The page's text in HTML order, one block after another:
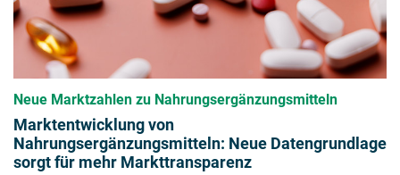
Neue Marktzahlen zu Nahrungsergänzungsmitteln
Marktentwicklung von
Nahrungsergänzungsmitteln: Neue Datengrundlage
sorgt für mehr Markttransparenz